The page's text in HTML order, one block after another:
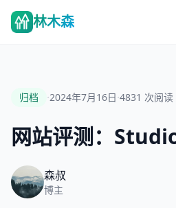
林木森
归档 ·2024年7月16日·4831 次阅读
网站评测：
森叔
博主